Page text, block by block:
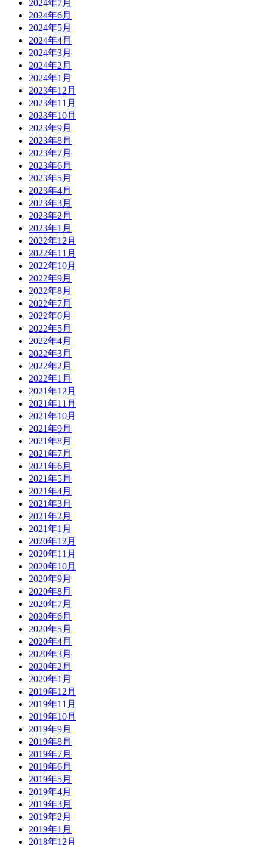
2024年7月
2024年6月
2024年5月
2024年4月
2024年3月
2024年2月
2024年1月
2023年12月
2023年11月
2023年10月
2023年9月
2023年8月
2023年7月
2023年6月
2023年5月
2023年4月
2023年3月
2023年2月
2023年1月
2022年12月
2022年11月
2022年10月
2022年9月
2022年8月
2022年7月
2022年6月
2022年5月
2022年4月
2022年3月
2022年2月
2022年1月
2021年12月
2021年11月
2021年10月
2021年9月
2021年8月
2021年7月
2021年6月
2021年5月
2021年4月
2021年3月
2021年2月
2021年1月
2020年12月
2020年11月
2020年10月
2020年9月
2020年8月
2020年7月
2020年6月
2020年5月
2020年4月
2020年3月
2020年2月
2020年1月
2019年12月
2019年11月
2019年10月
2019年9月
2019年8月
2019年7月
2019年6月
2019年5月
2019年4月
2019年3月
2019年2月
2019年1月
2018年12月